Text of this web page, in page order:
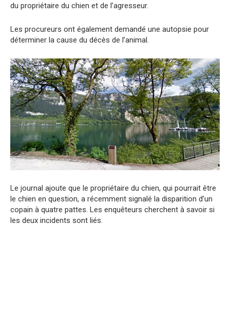
du propriétaire du chien et de l’agresseur.
Les procureurs ont également demandé une autopsie pour
déterminer la cause du décès de l’animal.
Le journal ajoute que le propriétaire du chien, qui pourrait être
le chien en question, a récemment signalé la disparition d’un
copain à quatre pattes. Les enquêteurs cherchent à savoir si
les deux incidents sont liés.